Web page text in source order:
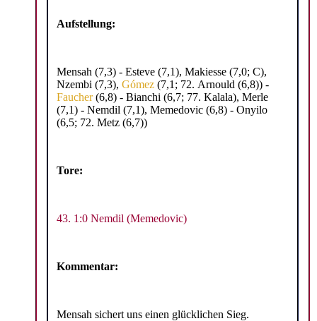
Aufstellung:
Mensah (7,3) - Esteve (7,1), Makiesse (7,0; C),
Nzembi (7,3), Gómez (7,1; 72. Arnould (6,8)) -
Faucher(6,8) - Bianchi (6,7; 77. Kalala), Merle
(7,1) - Nemdil (7,1), Memedovic (6,8) - Onyilo
(6,5; 72. Metz (6,7))
Tore:
43. 1:0 Nemdil (Memedovic)
Kommentar:
Mensah sichert uns einen glücklichen Sieg.